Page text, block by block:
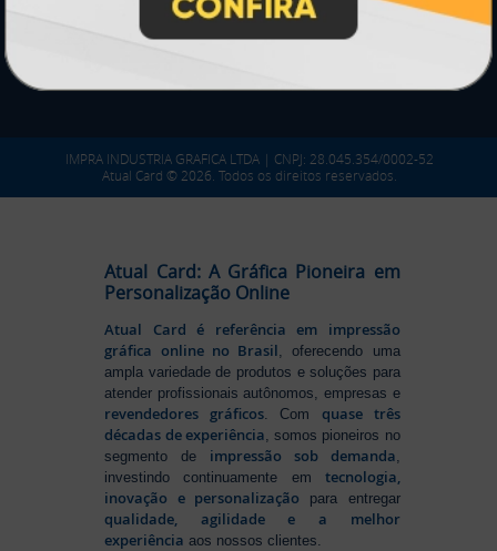
IMPRA INDUSTRIA GRAFICA LTDA | CNPJ: 28.045.354/0002-52
Atual Card © 2026. Todos os direitos reservados.
Atual Card: A Gráfica Pioneira em
Personalização Online
Atual Card é referência em impressão
gráfica online no Brasil , oferecendo uma
ampla variedade de produtos e soluções para
atender profissionais autônomos, empresas e
revendedores gráficos. Comquase três
décadas de experiência , somos pioneiros no
segmento de impressão sob demanda
investindo continuamente em tecnologia,
inovação e personalização para entregar
qualidade, agilidade e a melhor
experiência aos nossos clientes.